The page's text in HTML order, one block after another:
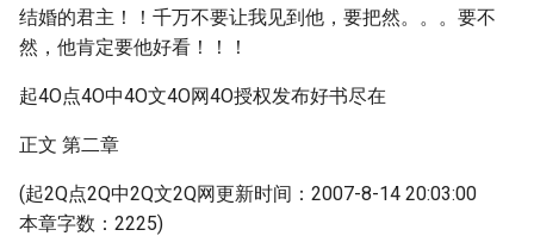
结婚的君主！！千万不要让我见到他，要把然。。。要不
然，他肯定要他好看！！！
起4O点4O中4O文4O网4O授权发布好书尽在
正文 第二章
(起2Q点2Q中2Q文2Q网更新时间：2007-8-14 20:03:00
本章字数：2225)